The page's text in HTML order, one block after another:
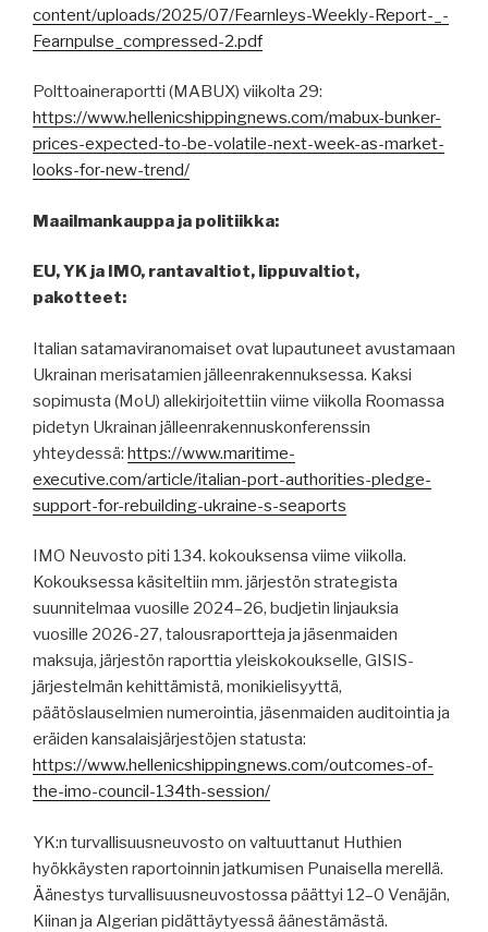
content/uploads/2025/07/Fearnleys-Weekly-Report-_-
Fearnpulse_compressed-2.pdf
Polttoaineraportti (MABUX) viikolta 29:
https://www.hellenicshippingnews.com/mabux-bunker-
prices-expected-to-be-volatile-next-week-as-market-
looks-for-new-trend/
Maailmankauppa ja politiikka:
EU, YK ja IMO, rantavaltiot, lippuvaltiot,
pakotteet:
Italian satamaviranomaiset ovat lupautuneet avustamaan
Ukrainan merisatamien jälleenrakennuksessa. Kaksi
sopimusta (MoU) allekirjoitettiin viime viikolla Roomassa
pidetyn Ukrainan jälleenrakennuskonferenssin
yhteydessä: https://www.maritime-
executive.com/article/italian-port-authorities-pledge-
support-for-rebuilding-ukraine-s-seaports
IMO Neuvosto piti 134. kokouksensa viime viikolla.
Kokouksessa käsiteltiin mm. järjestön strategista
suunnitelmaa vuosille 2024–26, budjetin linjauksia
vuosille 2026-27, talousraportteja ja jäsenmaiden
maksuja, järjestön raporttia yleiskokoukselle, GISIS-
järjestelmän kehittämistä, monikielisyyttä,
päätöslauselmien numerointia, jäsenmaiden auditointia ja
eräiden kansalaisjärjestöjen statusta:
https://www.hellenicshippingnews.com/outcomes-of-
the-imo-council-134th-session/
YK:n turvallisuusneuvosto on valtuuttanut Huthien
hyökkäysten raportoinnin jatkumisen Punaisella merellä.
Äänestys turvallisuusneuvostossa päättyi 12–0 Venäjän,
Kiinan ja Algerian pidättäytyessä äänestämästä.